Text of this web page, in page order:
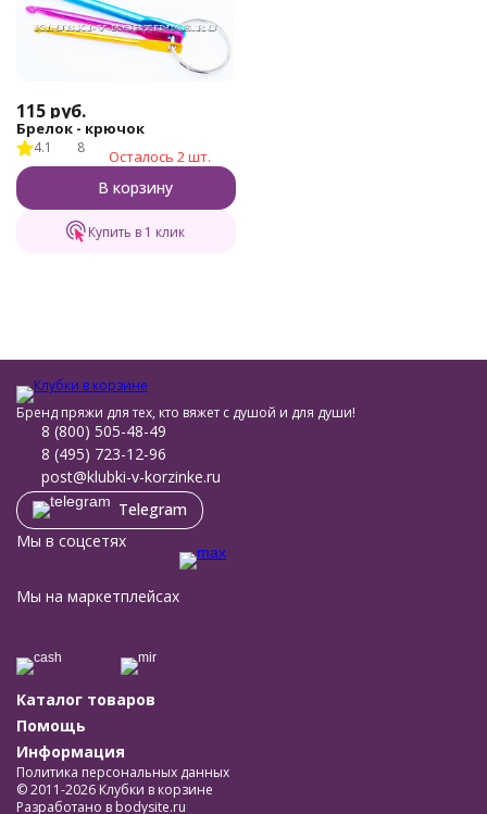
115 руб.
Брелок - крючок
4.1 8 Осталось 2 шт.
В корзину
Купить в 1 клик
Бренд пряжи для тех, кто вяжет с душой и для души!
8 (800) 505-48-49
8 (495) 723-12-96
post@klubki-v-korzinke.ru
Telegram
Мы в соцсетях
Мы на маркетплейсах
Каталог товаров
Помощь
Информация
Политика персональных данных
© 2011-2026 Клубки в корзине
Разработано в bodysite.ru